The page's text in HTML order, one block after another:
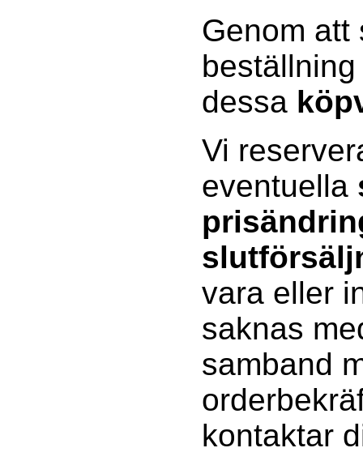
Genom att
dessa
Vi
eventuella
vara eller
saknas
samband
kontaktar